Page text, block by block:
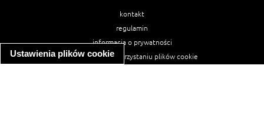
Ustawienia plików cookie
kontakt
regulamin
informacja o prywatności
informacja o wykorzystaniu plików cookie